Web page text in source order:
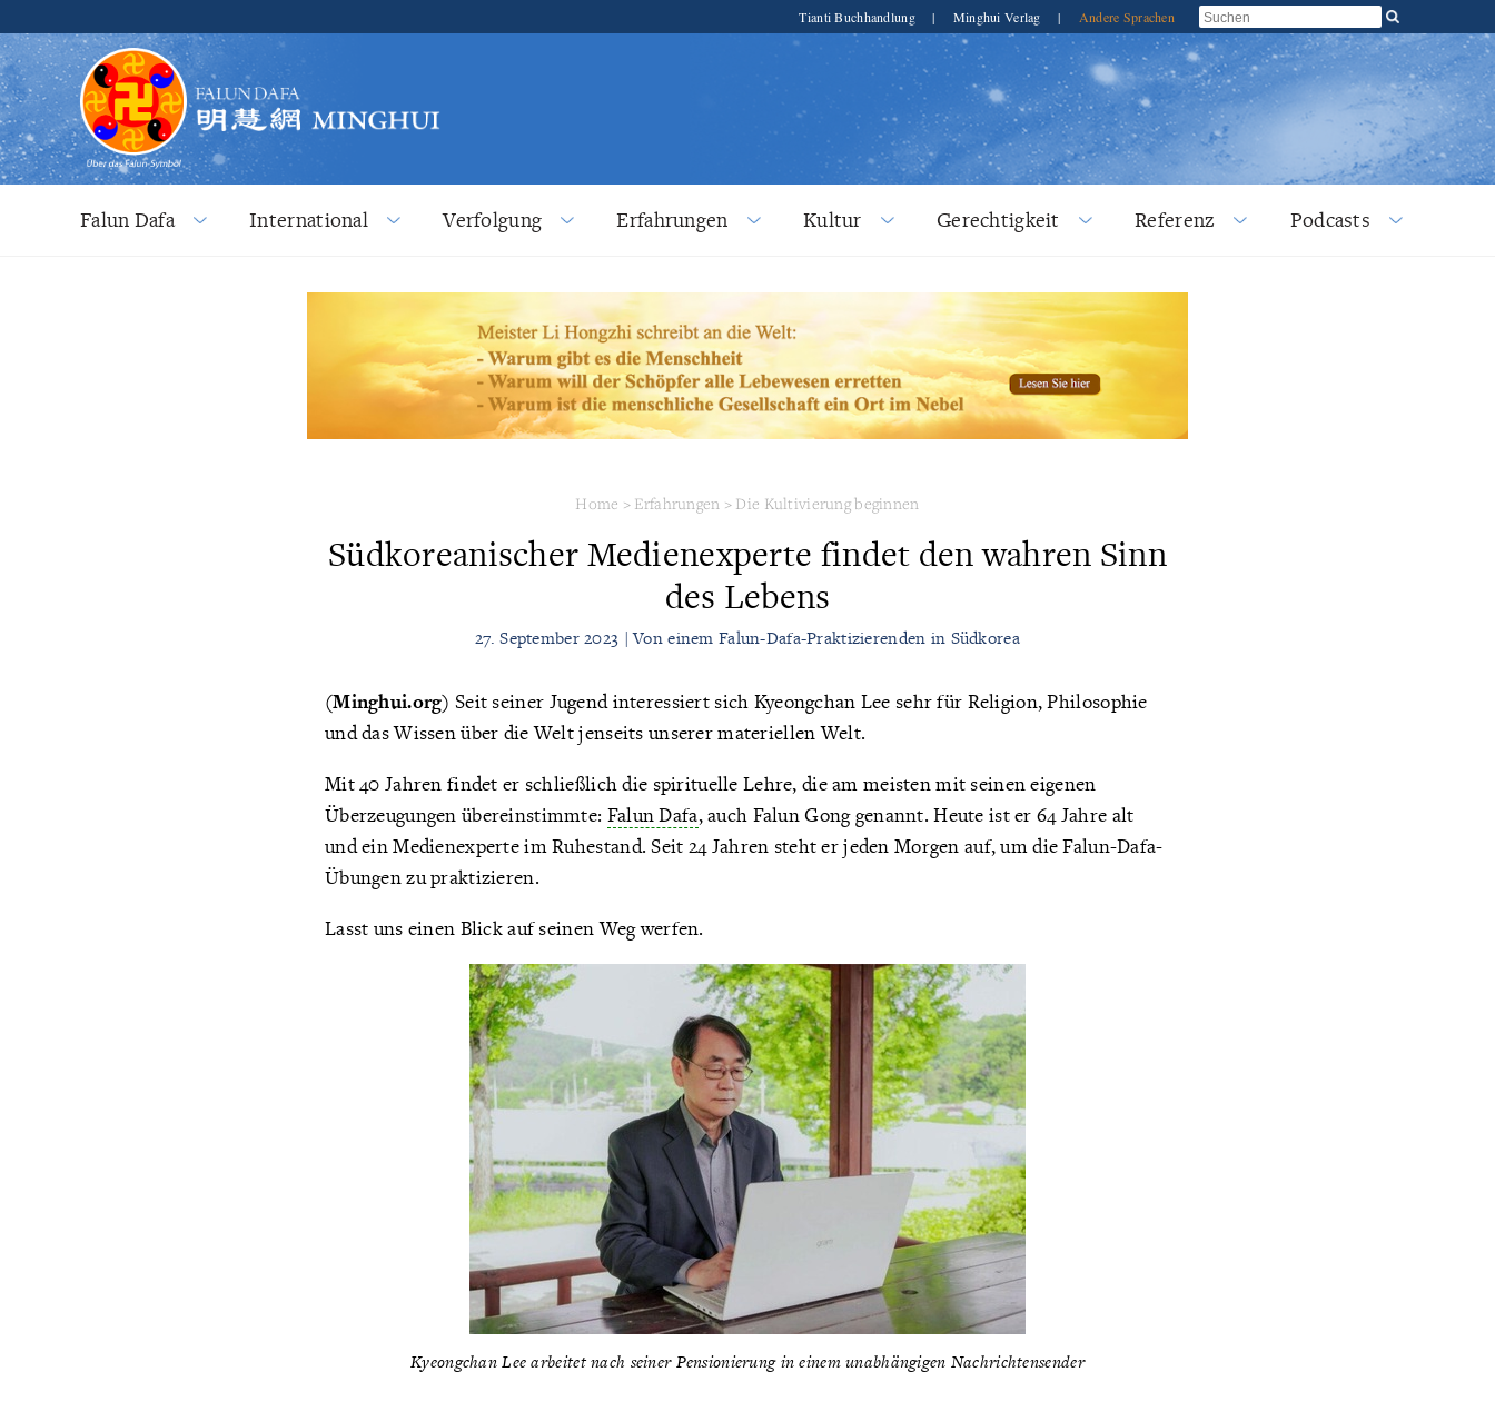
Tianti Buchhandlung | Minghui Verlag | Andere Sprachen
Falun Dafa International Verfolgung Erfahrungen Kultur Gerechtigkeit Referenz Podcasts
Home > Erfahrungen > Die Kultivierung beginnen
Südkoreanischer Medienexperte findet den wahren Sinn
des Lebens
27. September 2023 | Von einem Falun-Dafa-Praktizierenden in Südkorea
(Minghui.org)Seit seiner Jugend interessiert sich Kyeongchan Lee sehr für Religion, Philosophie
und das Wissen über die Welt jenseits unserer materiellen Welt.
Mit 40 Jahren findet er schließlich die spirituelle Lehre, die am meisten mit seinen eigenen
Überzeugungen übereinstimmte: Falun Dafa, auch Falun Gong genannt. Heute ist er 64 Jahre alt
und ein Medienexperte im Ruhestand. Seit 24 Jahren steht er jeden Morgen auf, um die Falun-Dafa-
Übungen zu praktizieren.
Lasst uns einen Blick auf seinen Weg werfen.
Kyeongchan Lee arbeitet nach seiner Pensionierung in einem unabhängigen Nachrichtensender